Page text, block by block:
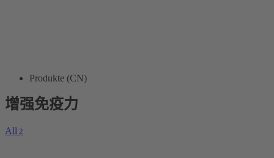
Produkte (CN)
增强免疫力
All 2